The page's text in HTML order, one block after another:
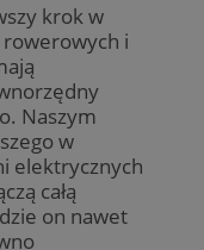
krok w
i
Naszym
w
elektrycznych
całą
on nawet